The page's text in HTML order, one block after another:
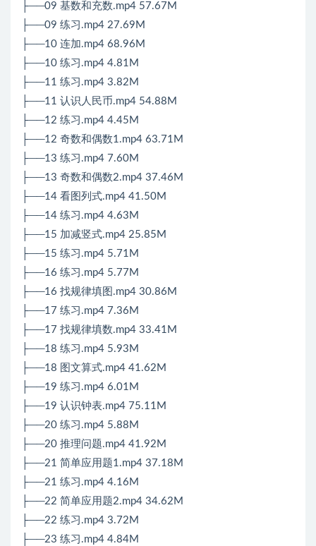
├──09 基数和充数.mp4 57.67M
├──09 练习.mp4 27.69M
├──10 连加.mp4 68.96M
├──10 练习.mp4 4.81M
├──11 练习.mp4 3.82M
├──11 认识人民币.mp4 54.88M
├──12 练习.mp4 4.45M
├──12 奇数和偶数1.mp4 63.71M
├──13 练习.mp4 7.60M
├──13 奇数和偶数2.mp4 37.46M
├──14 看图列式.mp4 41.50M
├──14 练习.mp4 4.63M
├──15 加减竖式.mp4 25.85M
├──15 练习.mp4 5.71M
├──16 练习.mp4 5.77M
├──16 找规律填图.mp4 30.86M
├──17 练习.mp4 7.36M
├──17 找规律填数.mp4 33.41M
├──18 练习.mp4 5.93M
├──18 图文算式.mp4 41.62M
├──19 练习.mp4 6.01M
├──19 认识钟表.mp4 75.11M
├──20 练习.mp4 5.88M
├──20 推理问题.mp4 41.92M
├──21 简单应用题1.mp4 37.18M
├──21 练习.mp4 4.16M
├──22 简单应用题2.mp4 34.62M
├──22 练习.mp4 3.72M
├──23 练习.mp4 4.84M